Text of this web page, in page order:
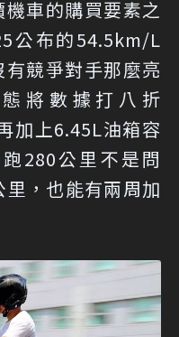
車的購買要素之
公布的54.5km/L
競爭對手那麼亮
將數據打八折
加上6.45L油箱容
280公里不是問
，也能有兩周加